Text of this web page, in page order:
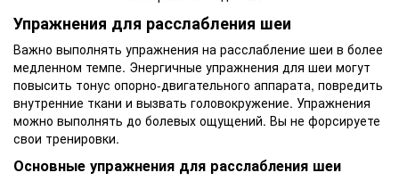
Упражнения для расслабления шеи
Важно выполнять упражнения на расслабление шеи в более
медленном темпе. Энергичные упражнения для шеи могут
повысить тонус опорно-двигательного аппарата, повредить
внутренние ткани и вызвать головокружение. Упражнения
можно выполнять до болевых ощущений. Вы не форсируете
свои тренировки.
Основные упражнения для расслабления шеи